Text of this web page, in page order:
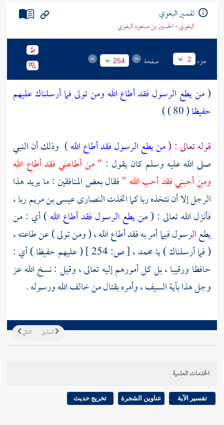
تفسير البغوي
البغوي - الحسين بن مسعود البغوي
جزء 2 صفحة 254
(من يطع الرسول فقد أطاع الله ومن تولى فما أرسلناك عليهم
حفيظا( 80 ) )
قوله تعالى : (من يطع الرسول فقد أطاع الله) وذلك أن النبي
صلى الله عليه وسلم كان يقول : " من أطاعني فقد أطاع الله
ومن أحبني فقد أحب الله "فقال بعض المنافقين : ما يريد هذا
الرجل إلا أن نتخذه ربا كما اتخذتالنصارىعيسى بن مريمربا ،
فأنزل الله تعالى : (من يطع الرسول فقد أطاع الله) أي : من
يطع الرسول فيما أمر به فقد أطاع الله ، ( ومن تولى ) عن طاعته ،
( فما أرسلناك ) يامحمد ،[ص:
( عليهم حفيظا ) أي :
حافظا ورقيبا ، بل كل أمورهم إليه تعالى ، وقيل : نسخ الله عز
وجل هذا بآية السيف ، وأمره بقتال من خالف الله ورسوله .
التالي السابق
الخدمات العلمية
تفسير الآية عناوين الشجرة تخريج حديث